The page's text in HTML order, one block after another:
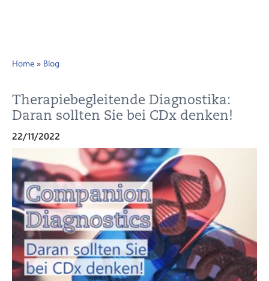
Home » Blog
Therapiebegleitende Diagnostika:
Daran sollten Sie bei CDx denken!
22/11/2022